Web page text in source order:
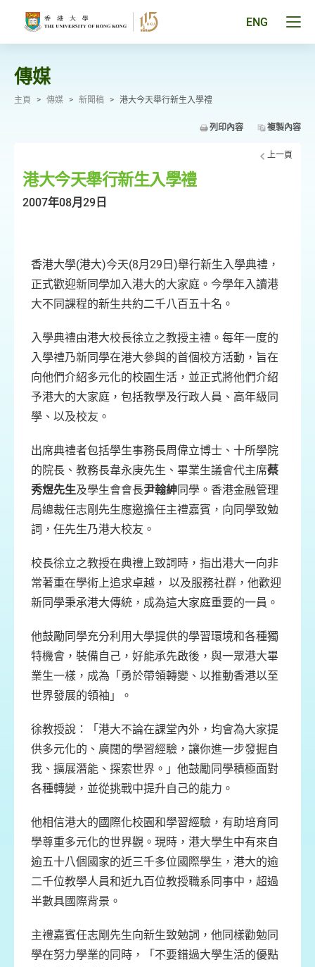
ENG
傳媒
主頁 > 傳媒 > 新聞稿 > 港大今天舉行新生入學禮
列印內容 複製內容
上一頁
港大今天舉行新生入學禮
2007年08月29日
香港大學(港大)今天(8月29日)舉行新生入學典禮，
正式歡迎新同學加入港大的大家庭。今學年入讀港
大不同課程的新生共約二千八百五十名。
入學典禮由港大校長徐立之教授主禮。每年一度的
入學禮乃新同學在港大參與的首個校方活動，旨在
向他們介紹多元化的校園生活，並正式將他們介紹
予港大的大家庭，包括教學及行政人員、高年級同
學、以及校友。
出席典禮者包括學生事務長周偉立博士、十所學院
的院長、教務長韋永庚先生、畢業生議會代主席蔡
秀煜先生及學生會會長尹翰紳同學。香港金融管理
局總裁任志剛先生應邀擔任主禮嘉賓，向同學致勉
詞，任先生乃港大校友。
校長徐立之教授在典禮上致詞時，指出港大一向非
常著重在學術上追求卓越， 以及服務社群，他歡迎
新同學秉承港大傳統，成為這大家庭重要的一員。
他鼓勵同學充分利用大學提供的學習環境和各種獨
特機會，裝備自己，好能承先啟後，與一眾港大畢
業生一樣，成為「勇於帶領轉變、以推動香港以至
世界發展的領袖」。
徐教授說：「港大不論在課堂內外，均會為大家提
供多元化的、廣闊的學習經驗，讓你進一步發掘自
我、擴展潛能、探索世界。」他鼓勵同學積極面對
各種轉變，並從挑戰中提升自己的能力。
他相信港大的國際化校園和學習經驗，有助培育同
學尊重多元化的世界觀。現時，港大學生中有來自
逾五十八個國家的近三千多位國際學生，港大的逾
二千位教學人員和近九百位教授職系同事中，超過
半數具國際背景。
主禮嘉賓任志剛先生向新生致勉詞，他同樣勸勉同
學在努力學業的同時，「不要錯過大學生活的優點